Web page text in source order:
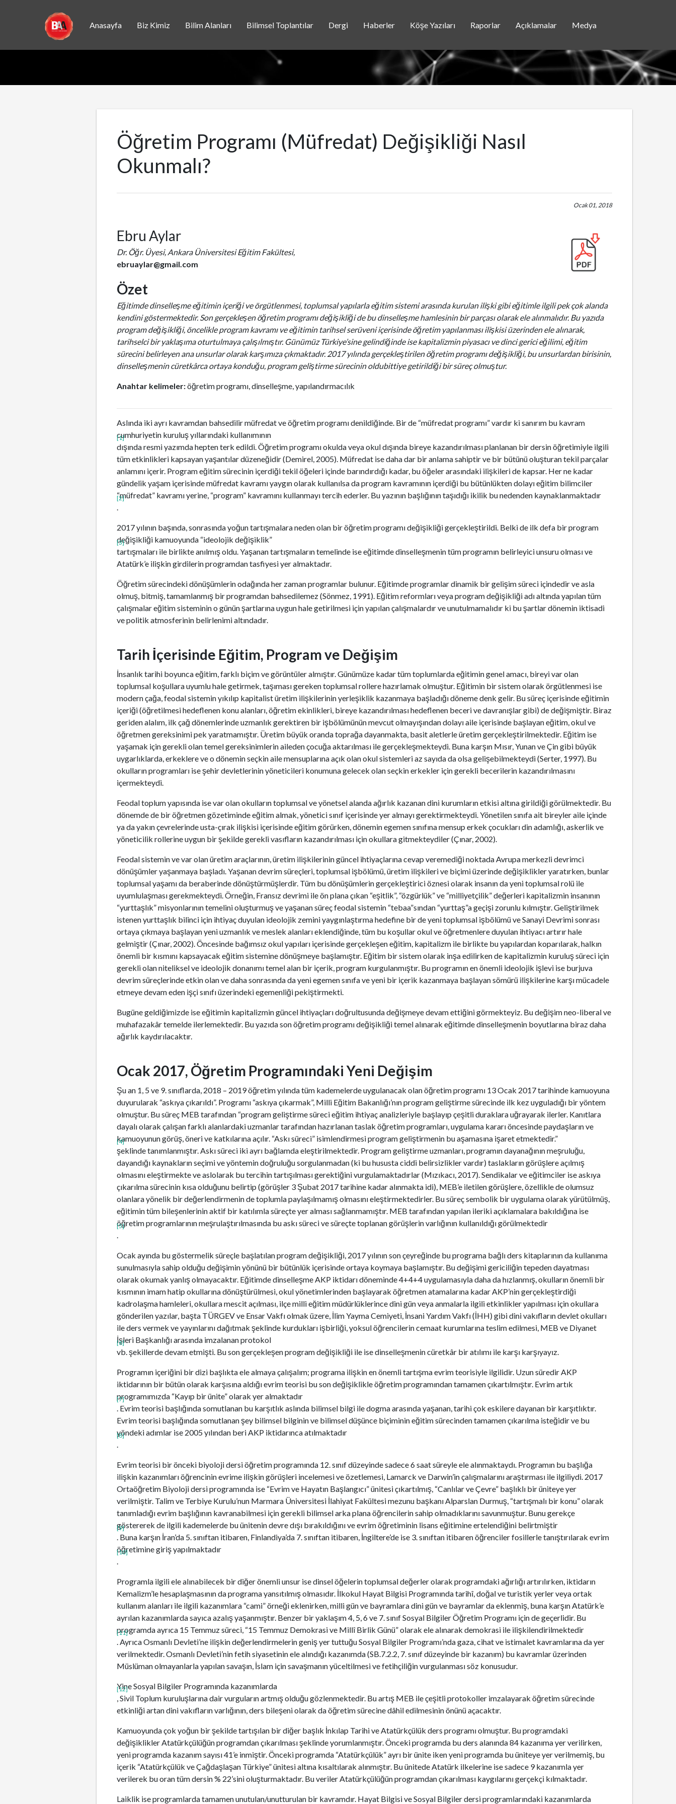
Anasayfa Biz Kimiz Bilim Alanları Bilimsel Toplantılar Dergi Haberler Köşe Yazıları Raporlar Açıklamalar Medya
Öğretim Programı (Müfredat) Değişikliği Nasıl
Okunmalı?
Ocak 01, 2018
Ebru Aylar
Dr. Öğr. Üyesi, Ankara Üniversitesi Eğitim Fakültesi,
ebruaylar@gmail.com
Özet
Eğitimde dinselleşme eğitimin içeriği ve örgütlenmesi, toplumsal yapılarla eğitim sistemi arasında kurulan ilişki gibi eğitimle ilgili pek çok alanda
kendini göstermektedir. Son gerçekleşen öğretim programı değişikliği de bu dinselleşme hamlesinin bir parçası olarak ele alınmalıdır. Bu yazıda
program değişikliği, öncelikle program kavramı ve eğitimin tarihsel serüveni içerisinde öğretim yapılanması ilişkisi üzerinden ele alınarak,
tarihselci bir yaklaşıma oturtulmaya çalışılmıştır. Günümüz Türkiye’sine gelindiğinde ise kapitalizmin piyasacı ve dinci gerici eğilimi, eğitim
sürecini belirleyen ana unsurlar olarak karşımıza çıkmaktadır. 2017 yılında gerçekleştirilen öğretim programı değişikliği, bu unsurlardan birisinin,
dinselleşmenin cüretkârca ortaya konduğu, program geliştirme sürecinin oldubittiye getirildiği bir süreç olmuştur.
Anahtar kelimeler:öğretim programı, dinselleşme, yapılandırmacılık
Aslında iki ayrı kavramdan bahsedilir müfredat ve öğretim programı denildiğinde. Bir de “müfredat programı” vardır ki sanırım bu kavram
cumhuriyetin kuruluş yıllarındaki kullanımının
[1]
dışında resmi yazımda hepten terk edildi. Öğretim programı okulda veya okul dışında bireye kazandırılması planlanan bir dersin öğretimiyle ilgili
tüm etkinlikleri kapsayan yaşantılar düzeneğidir (Demirel, 2005). Müfredat ise daha dar bir anlama sahiptir ve bir bütünü oluşturan tekil parçalar
anlamını içerir. Program eğitim sürecinin içerdiği tekil öğeleri içinde barındırdığı kadar, bu öğeler arasındaki ilişkileri de kapsar. Her ne kadar
gündelik yaşam içerisinde müfredat kavramı yaygın olarak kullanılsa da program kavramının içerdiği bu bütünlükten dolayı eğitim bilimciler
“müfredat” kavramı yerine, “program” kavramını kullanmayı tercih ederler. Bu yazının başlığının taşıdığı ikilik bu nedenden kaynaklanmaktadır
[2]
.
2017 yılının başında, sonrasında yoğun tartışmalara neden olan bir öğretim programı değişikliği gerçekleştirildi. Belki de ilk defa bir program
değişikliği kamuoyunda “ideolojik değişiklik”
[3]
tartışmaları ile birlikte anılmış oldu. Yaşanan tartışmaların temelinde ise eğitimde dinselleşmenin tüm programın belirleyici unsuru olması ve
Atatürk’e ilişkin girdilerin programdan tasfiyesi yer almaktadır.
Öğretim sürecindeki dönüşümlerin odağında her zaman programlar bulunur. Eğitimde programlar dinamik bir gelişim süreci içindedir ve asla
olmuş, bitmiş, tamamlanmış bir programdan bahsedilemez (Sönmez, 1991). Eğitim reformları veya program değişikliği adı altında yapılan tüm
çalışmalar eğitim sisteminin o günün şartlarına uygun hale getirilmesi için yapılan çalışmalardır ve unutulmamalıdır ki bu şartlar dönemin iktisadi
ve politik atmosferinin belirlenimi altındadır.
Tarih İçerisinde Eğitim, Program ve Değişim
İnsanlık tarihi boyunca eğitim, farklı biçim ve görüntüler almıştır. Günümüze kadar tüm toplumlarda eğitimin genel amacı, bireyi var olan
toplumsal koşullara uyumlu hale getirmek, taşıması gereken toplumsal rollere hazırlamak olmuştur. Eğitimin bir sistem olarak örgütlenmesi ise
modern çağa, feodal sistemin yıkılıp kapitalist üretim ilişkilerinin yerleşiklik kazanmaya başladığı döneme denk gelir. Bu süreç içerisinde eğitimin
içeriği (öğretilmesi hedeflenen konu alanları, öğretim ekinlikleri, bireye kazandırılması hedeflenen beceri ve davranışlar gibi) de değişmiştir. Biraz
geriden alalım, ilk çağ dönemlerinde uzmanlık gerektiren bir işbölümünün mevcut olmayışından dolayı aile içerisinde başlayan eğitim, okul ve
öğretmen gereksinimi pek yaratmamıştır. Üretim büyük oranda toprağa dayanmakta, basit aletlerle üretim gerçekleştirilmektedir. Eğitim ise
yaşamak için gerekli olan temel gereksinimlerin aileden çocuğa aktarılması ile gerçekleşmekteydi. Buna karşın Mısır, Yunan ve Çin gibi büyük
uygarlıklarda, erkeklere ve o dönemin seçkin aile mensuplarına açık olan okul sistemleri az sayıda da olsa gelişebilmekteydi (Serter, 1997). Bu
okulların programları ise şehir devletlerinin yöneticileri konumuna gelecek olan seçkin erkekler için gerekli becerilerin kazandırılmasını
içermekteydi.
Feodal toplum yapısında ise var olan okulların toplumsal ve yönetsel alanda ağırlık kazanan dini kurumların etkisi altına girildiği görülmektedir. Bu
dönemde de bir öğretmen gözetiminde eğitim almak, yönetici sınıf içerisinde yer almayı gerektirmekteydi. Yönetilen sınıfa ait bireyler aile içinde
ya da yakın çevrelerinde usta-çırak ilişkisi içerisinde eğitim görürken, dönemin egemen sınıfına mensup erkek çocukları din adamlığı, askerlik ve
yöneticilik rollerine uygun bir şekilde gerekli vasıfların kazandırılması için okullara gitmekteydiler (Çınar, 2002).
Feodal sistemin ve var olan üretim araçlarının, üretim ilişkilerinin güncel ihtiyaçlarına cevap veremediği noktada Avrupa merkezli devrimci
dönüşümler yaşanmaya başladı. Yaşanan devrim süreçleri, toplumsal işbölümü, üretim ilişkileri ve biçimi üzerinde değişiklikler yaratırken, bunlar
toplumsal yaşamı da beraberinde dönüştürmüşlerdir. Tüm bu dönüşümlerin gerçekleştirici öznesi olarak insanın da yeni toplumsal rolü ile
uyumlulaşması gerekmekteydi. Örneğin, Fransız devrimi ile ön plana çıkan “eşitlik”, “özgürlük” ve “milliyetçilik” değerleri kapitalizmin insanının
“yurttaşlık” misyonlarının temelini oluşturmuş ve yaşanan süreç feodal sistemin “tebaa”sından “yurttaş”a geçişi zorunlu kılmıştır. Geliştirilmek
istenen yurttaşlık bilinci için ihtiyaç duyulan ideolojik zemini yaygınlaştırma hedefine bir de yeni toplumsal işbölümü ve Sanayi Devrimi sonrası
ortaya çıkmaya başlayan yeni uzmanlık ve meslek alanları eklendiğinde, tüm bu koşullar okul ve öğretmenlere duyulan ihtiyacı artırır hale
gelmiştir (Çınar, 2002). Öncesinde bağımsız okul yapıları içerisinde gerçekleşen eğitim, kapitalizm ile birlikte bu yapılardan koparılarak, halkın
önemli bir kısmını kapsayacak eğitim sistemine dönüşmeye başlamıştır. Eğitim bir sistem olarak inşa edilirken de kapitalizmin kuruluş süreci için
gerekli olan niteliksel ve ideolojik donanımı temel alan bir içerik, program kurgulanmıştır. Bu programın en önemli ideolojik işlevi ise burjuva
devrim süreçlerinde etkin olan ve daha sonrasında da yeni egemen sınıfa ve yeni bir içerik kazanmaya başlayan sömürü ilişkilerine karşı mücadele
etmeye devam eden işçi sınıfı üzerindeki egemenliği pekiştirmekti.
Bugüne geldiğimizde ise eğitimin kapitalizmin güncel ihtiyaçları doğrultusunda değişmeye devam ettiğini görmekteyiz. Bu değişim neo-liberal ve
muhafazakâr temelde ilerlemektedir. Bu yazıda son öğretim programı değişikliği temel alınarak eğitimde dinselleşmenin boyutlarına biraz daha
ağırlık kaydırılacaktır.
Ocak 2017, Öğretim Programındaki Yeni Değişim
Şu an 1, 5 ve 9. sınıflarda, 2018 – 2019 öğretim yılında tüm kademelerde uygulanacak olan öğretim programı 13 Ocak 2017 tarihinde kamuoyuna
duyurularak “askıya çıkarıldı”. Programı “askıya çıkarmak”, Milli Eğitim Bakanlığı’nın program geliştirme sürecinde ilk kez uyguladığı bir yöntem
olmuştur. Bu süreç MEB tarafından “program geliştirme süreci eğitim ihtiyaç analizleriyle başlayıp çeşitli duraklara uğrayarak ilerler. Kanıtlara
dayalı olarak çalışan farklı alanlardaki uzmanlar tarafından hazırlanan taslak öğretim programları, uygulama kararı öncesinde paydaşların ve
kamuoyunun görüş, öneri ve katkılarına açılır. “Askı süreci” isimlendirmesi program geliştirmenin bu aşamasına işaret etmektedir.”
[4]
şeklinde tanımlanmıştır. Askı süreci iki ayrı bağlamda eleştirilmektedir. Program geliştirme uzmanları, programın dayanağının meşruluğu,
dayandığı kaynakların seçimi ve yöntemin doğruluğu sorgulanmadan (ki bu hususta ciddi belirsizlikler vardır) taslakların görüşlere açılmış
olmasını eleştirmekte ve aslolarak bu tercihin tartışılması gerektiğini vurgulamaktadırlar (Mızıkacı, 2017). Sendikalar ve eğitimciler ise askıya
çıkarılma sürecinin kısa olduğunu belirtip (görüşler 3 Şubat 2017 tarihine kadar alınmakta idi), MEB’e iletilen görüşlere, özellikle de olumsuz
olanlara yönelik bir değerlendirmenin de toplumla paylaşılmamış olmasını eleştirmektedirler. Bu süreç sembolik bir uygulama olarak yürütülmüş,
eğitimin tüm bileşenlerinin aktif bir katılımla süreçte yer alması sağlanmamıştır. MEB tarafından yapılan ileriki açıklamalara bakıldığına ise
öğretim programlarının meşrulaştırılmasında bu askı süreci ve süreçte toplanan görüşlerin varlığının kullanıldığı görülmektedir
[5]
.
Ocak ayında bu göstermelik süreçle başlatılan program değişikliği, 2017 yılının son çeyreğinde bu programa bağlı ders kitaplarının da kullanıma
sunulmasıyla sahip olduğu değişimin yönünü bir bütünlük içerisinde ortaya koymaya başlamıştır. Bu değişimi gericiliğin tepeden dayatması
olarak okumak yanlış olmayacaktır. Eğitimde dinselleşme AKP iktidarı döneminde 4+4+4 uygulamasıyla daha da hızlanmış, okulların önemli bir
kısmının imam hatip okullarına dönüştürülmesi, okul yönetimlerinden başlayarak öğretmen atamalarına kadar AKP’nin gerçekleştirdiği
kadrolaşma hamleleri, okullara mescit açılması, ilçe milli eğitim müdürlüklerince dini gün veya anmalarla ilgili etkinlikler yapılması için okullara
gönderilen yazılar, başta TÜRGEV ve Ensar Vakfı olmak üzere, İlim Yayma Cemiyeti, İnsani Yardım Vakfı (İHH) gibi dini vakıfların devlet okulları
ile ders vermek ve yayınlarını dağıtmak şeklinde kurdukları işbirliği, yoksul öğrencilerin cemaat kurumlarına teslim edilmesi, MEB ve Diyanet
İşleri Başkanlığı arasında imzalanan protokol
[6]
vb. şekillerde devam etmişti. Bu son gerçekleşen program değişikliği ile ise dinselleşmenin cüretkâr bir atılımı ile karşı karşıyayız.
Programın içeriğini bir dizi başlıkta ele almaya çalışalım; programa ilişkin en önemli tartışma evrim teorisiyle ilgilidir. Uzun süredir AKP
iktidarının bir bütün olarak karşısına aldığı evrim teorisi bu son değişiklikle öğretim programından tamamen çıkartılmıştır. Evrim artık
programımızda “Kayıp bir ünite” olarak yer almaktadır
[7]
. Evrim teorisi başlığında somutlanan bu karşıtlık aslında bilimsel bilgi ile dogma arasında yaşanan, tarihi çok eskilere dayanan bir karşıtlıktır.
Evrim teorisi başlığında somutlanan şey bilimsel bilginin ve bilimsel düşünce biçiminin eğitim sürecinden tamamen çıkarılma isteğidir ve bu
yöndeki adımlar ise 2005 yılından beri AKP iktidarınca atılmaktadır
[8]
.
Evrim teorisi bir önceki biyoloji dersi öğretim programında 12. sınıf düzeyinde sadece 6 saat süreyle ele alınmaktaydı. Programın bu başlığa
ilişkin kazanımları öğrencinin evrime ilişkin görüşleri incelemesi ve özetlemesi, Lamarck ve Darwin’in çalışmalarını araştırması ile ilgiliydi. 2017
Ortaöğretim Biyoloji dersi programında ise “Evrim ve Hayatın Başlangıcı” ünitesi çıkartılmış, “Canlılar ve Çevre” başlıklı bir üniteye yer
verilmiştir. Talim ve Terbiye Kurulu’nun Marmara Üniversitesi İlahiyat Fakültesi mezunu başkanı Alparslan Durmuş, “tartışmalı bir konu” olarak
tanımladığı evrim başlığının kavranabilmesi için gerekli bilimsel arka plana öğrencilerin sahip olmadıklarını savunmuştur. Bunu gerekçe
göstererek de ilgili kademelerde bu ünitenin devre dışı bırakıldığını ve evrim öğretiminin lisans eğitimine ertelendiğini belirtmiştir
[9]
. Buna karşın İran’da 5. sınıftan itibaren, Finlandiya’da 7. sınıftan itibaren, İngiltere’de ise 3. sınıftan itibaren öğrenciler fosillerle tanıştırılarak evrim
öğretimine giriş yapılmaktadır
[10]
.
Programla ilgili ele alınabilecek bir diğer önemli unsur ise dinsel öğelerin toplumsal değerler olarak programdaki ağırlığı artırılırken, iktidarın
Kemalizm’le hesaplaşmasının da programa yansıtılmış olmasıdır. İlkokul Hayat Bilgisi Programında tarihî, doğal ve turistik yerler veya ortak
kullanım alanları ile ilgili kazanımlara “cami” örneği eklenirken, milli gün ve bayramlara dini gün ve bayramlar da eklenmiş, buna karşın Atatürk’e
ayrılan kazanımlarda sayıca azalış yaşanmıştır. Benzer bir yaklaşım 4, 5, 6 ve 7. sınıf Sosyal Bilgiler Öğretim Programı için de geçerlidir. Bu
programda ayrıca 15 Temmuz süreci, “15 Temmuz Demokrasi ve Millî Birlik Günü” olarak ele alınarak demokrasi ile ilişkilendirilmektedir
[11]
. Ayrıca Osmanlı Devleti’ne ilişkin değerlendirmelerin geniş yer tuttuğu Sosyal Bilgiler Programı’nda gaza, cihat ve istimalet kavramlarına da yer
verilmektedir. Osmanlı Devleti’nin fetih siyasetinin ele alındığı kazanımda (SB.7.2.2, 7. sınıf düzeyinde bir kazanım) bu kavramlar üzerinden
Müslüman olmayanlarla yapılan savaşın, İslam için savaşmanın yüceltilmesi ve fetihçiliğin vurgulanması söz konusudur.
Yine Sosyal Bilgiler Programında kazanımlarda
[12]
, Sivil Toplum kuruluşlarına dair vurguların artmış olduğu gözlenmektedir. Bu artış MEB ile çeşitli protokoller imzalayarak öğretim sürecinde
etkinliği artan dini vakıfların varlığının, ders bileşeni olarak da öğretim sürecine dâhil edilmesinin önünü açacaktır.
Kamuoyunda çok yoğun bir şekilde tartışılan bir diğer başlık İnkılap Tarihi ve Atatürkçülük ders programı olmuştur. Bu programdaki
değişiklikler Atatürkçülüğün programdan çıkarılması şeklinde yorumlanmıştır. Önceki programda bu ders alanında 84 kazanıma yer verilirken,
yeni programda kazanım sayısı 41’e inmiştir. Önceki programda “Atatürkçülük” ayrı bir ünite iken yeni programda bu üniteye yer verilmemiş, bu
içerik “Atatürkçülük ve Çağdaşlaşan Türkiye” ünitesi altına kısaltılarak alınmıştır. Bu ünitede Atatürk ilkelerine ise sadece 9 kazanımla yer
verilerek bu oran tüm dersin % 22’sini oluşturmaktadır. Bu veriler Atatürkçülüğün programdan çıkarılması kaygılarını gerçekçi kılmaktadır.
Laiklik ise programlarda tamamen unutulan/unutturulan bir kavramdır. Hayat Bilgisi ve Sosyal Bilgiler dersi programlarındaki kazanımlarda